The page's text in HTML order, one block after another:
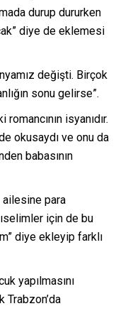
durup dururken
diye de eklemesi
değişti. Birçok
sonu gelirse”.
isyanıdır.
okusaydı ve onu da
babasının
ailesine para
için de bu
diye ekleyip farklı
yapılmasını